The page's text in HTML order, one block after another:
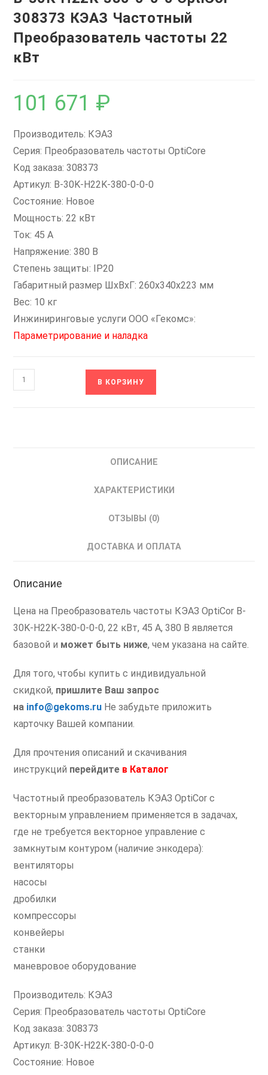
308373 КЭАЗ Частотный
Преобразователь частоты 22
кВт
101 671 ₽
Производитель: КЭАЗ
Серия: Преобразователь частоты OptiCore
Код заказа: 308373
Артикул: B-30K-H22K-380-0-0-0
Состояние: Новое
Мощность: 22 кВт
Ток: 45 А
Напряжение: 380 В
Степень защиты: IP20
Габаритный размер ШхВхГ: 260x340x223 мм
Вес: 10 кг
Инжиниринговые услуги ООО «Гекомс»:
Параметрирование и наладка
Количество
товара
частоты
кВт
В КОРЗИНУ
ОПИСАНИЕ
ХАРАКТЕРИСТИКИ
ОТЗЫВЫ (0)
ДОСТАВКА И ОПЛАТА
Описание
Цена на Преобразователь частоты КЭАЗ OptiCor B-
30K-H22K-380-0-0-0, 22 кВт, 45 А, 380 В является
базовой и может быть ниже, чем указана на сайте.
Для того, чтобы купить с индивидуальной
скидкой, пришлите Ваш запрос
на info@gekoms.ru Не забудьте приложить
карточку Вашей компании.
Для прочтения описаний и скачивания
инструкций перейдите в Каталог
Частотный преобразователь КЭАЗ OptiCor с
векторным управлением применяется в задачах,
где не требуется векторное управление с
замкнутым контуром (наличие энкодера):
вентиляторы
насосы
дробилки
компрессоры
конвейеры
станки
маневровое оборудование
Производитель: КЭАЗ
Серия: Преобразователь частоты OptiCore
Код заказа: 308373
Артикул: B-30K-H22K-380-0-0-0
Состояние: Новое